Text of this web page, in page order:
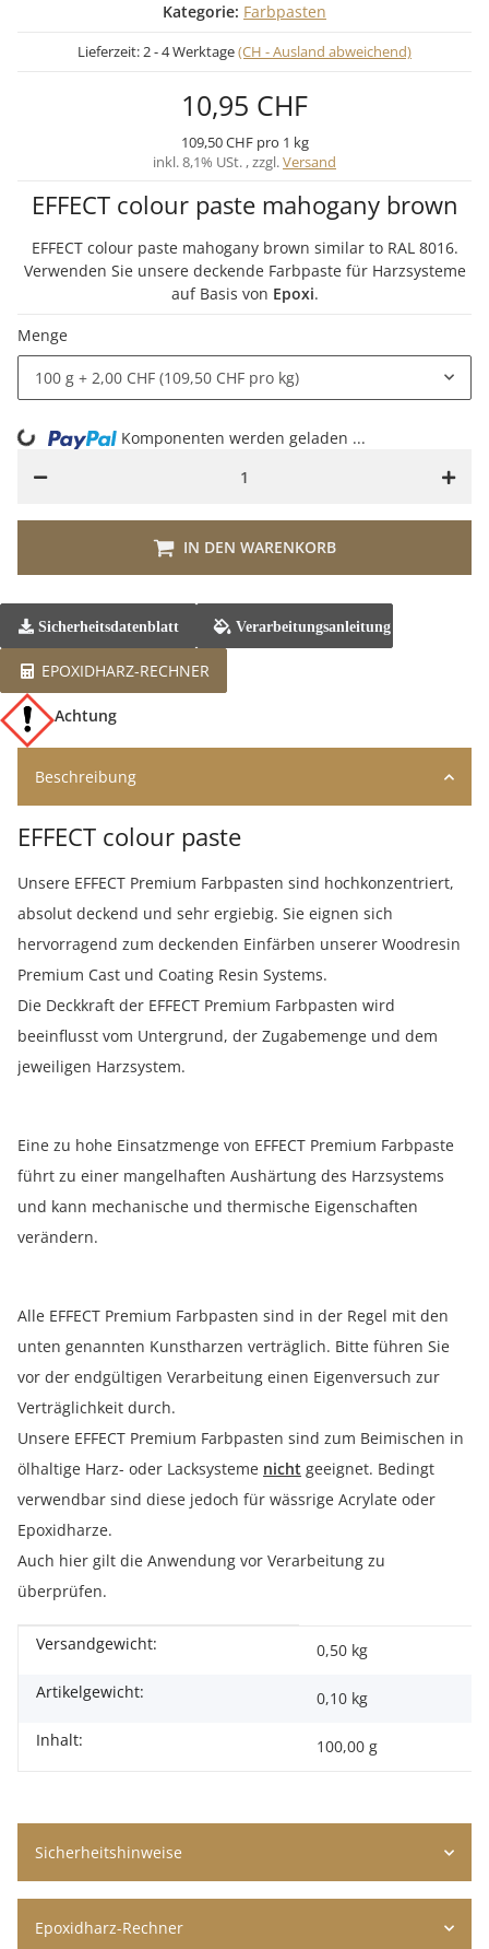
Kategorie: Farbpasten
Lieferzeit:2 - 4 Werktage(CH - Ausland abweichend)
10,95 CHF
109,50 CHF pro 1 kg
inkl. 8,1% USt. , zzgl.Versand
EFFECT colour paste mahogany brown
EFFECT colour paste mahogany brown similar to RAL 8016.
Verwenden Sie unsere deckende Farbpaste für Harzsysteme
auf Basis von Epoxi.
Menge
100 g + 2,00 CHF (109,50 CHF pro kg)
IN DEN WARENKORB
Komponenten werden geladen ...
Sicherheitsdatenblatt Verarbeitungsanleitung
EPOXIDHARZ-RECHNER
Achtung
Beschreibung
EFFECT colour paste
Unsere EFFECT Premium Farbpasten sind hochkonzentriert,
absolut deckend und sehr ergiebig. Sie eignen sich
hervorragend zum deckenden Einfärben unserer Woodresin
Premium Cast und Coating Resin Systems.
Die Deckkraft der EFFECT Premium Farbpasten wird
beeinflusst vom Untergrund, der Zugabemenge und dem
jeweiligen Harzsystem.
Eine zu hohe Einsatzmenge von EFFECT Premium Farbpaste
führt zu einer mangelhaften Aushärtung des Harzsystems
und kann mechanische und thermische Eigenschaften
verändern.
Alle EFFECT Premium Farbpasten sind in der Regel mit den
unten genannten Kunstharzen verträglich. Bitte führen Sie
vor der endgültigen Verarbeitung einen Eigenversuch zur
Verträglichkeit durch.
Unsere EFFECT Premium Farbpasten sind zum Beimischen in
ölhaltige Harz- oder Lacksysteme nicht geeignet. Bedingt
verwendbar sind diese jedoch für wässrige Acrylate oder
Epoxidharze.
Auch hier gilt die Anwendung vor Verarbeitung zu
überprüfen.
Produkteigenschaft
Wert
Versandgewicht:
0,50 kg
Artikelgewicht:
0,10 kg
Inhalt:
100,00 g
Sicherheitshinweise
Epoxidharz-Rechner